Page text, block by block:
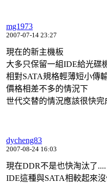
mg1973
2007-07-14 23:27
現在的新主機板
大多只保留一組IDE給光碟
相對SATA規格輕薄短小傳
價格相差不多的情況下
世代交替的情況應該很快完
dycheng83
2007-08-24 16:03
現在DDR不是也快淘汰了....
IDE這種與SATA相較起來